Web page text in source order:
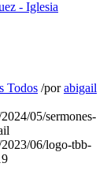
Todos /porabigail
05/sermones-
06/logo-tbb-